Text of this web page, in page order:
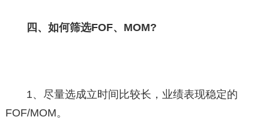
四、如何筛选FOF、MOM?
1、尽量选成立时间比较长，业绩表现稳定的
FOF/MOM。